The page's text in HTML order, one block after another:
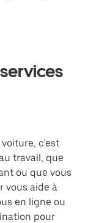
c'est
travail, que
ou que vous
vous aide à
en ligne ou
pour